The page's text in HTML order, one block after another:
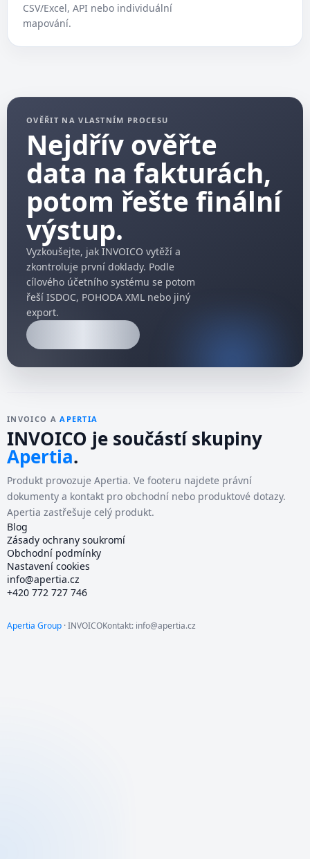
CSV/Excel, API nebo individuální
mapování.
OVĚŘIT NA VLASTNÍM PROCESU
Nejdřív ověřte
data na fakturách,
potom řešte finální
výstup.
Vyzkoušejte, jak INVOICO vytěží a
zkontroluje první doklady. Podle
cílového účetního systému se potom
řeší ISDOC, POHODA XML nebo jiný
export.
INVOICO AAPERTIA
INVOICO je součástí skupiny
Apertia.
Produkt provozuje Apertia. Ve footeru najdete právní
dokumenty a kontakt pro obchodní nebo produktové dotazy.
Apertia zastřešuje celý produkt.
Blog
Zásady ochrany soukromí
Obchodní podmínky
Nastavení cookies
info@apertia.cz
+420 772 727 746
Apertia Group · INVOICOKontakt: info@apertia.cz